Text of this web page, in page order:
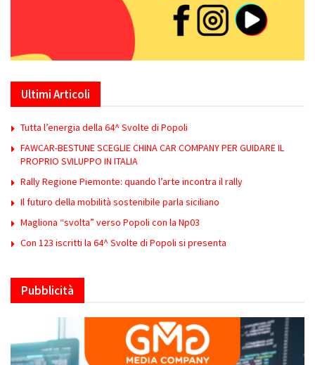
Ultimi Articoli
Tutta l’energia della 64^ Svolte di Popoli
FAWCAR-BESTUNE SCEGLIE CHINA CAR COMPANY PER GUIDARE IL
PROPRIO SVILUPPO IN ITALIA
Rally Regione Piemonte: quando l’arte incontra il rally
Il futuro della mobilità sostenibile parla siciliano
Magliona “svolta” verso Popoli con la Np03
Con 123 iscritti la 64^ Svolte di Popoli si presenta
Pubblicità